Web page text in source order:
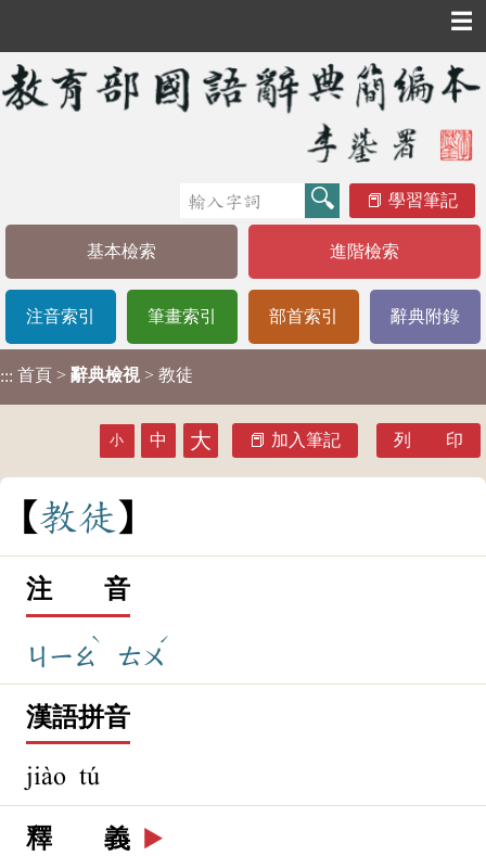
☰
學習筆記
基本檢索 進階檢索
注音索引 筆畫索引 部首索引 辭典附錄
::: 首頁 > 辭典檢視 > 教徒
小 中 大 加入筆記 列 印
教徒
注 音
ㄐㄧㄠ
ˋ
ㄊㄨ
ˊ
漢語拼音
jiào tú
釋 義 ▶️